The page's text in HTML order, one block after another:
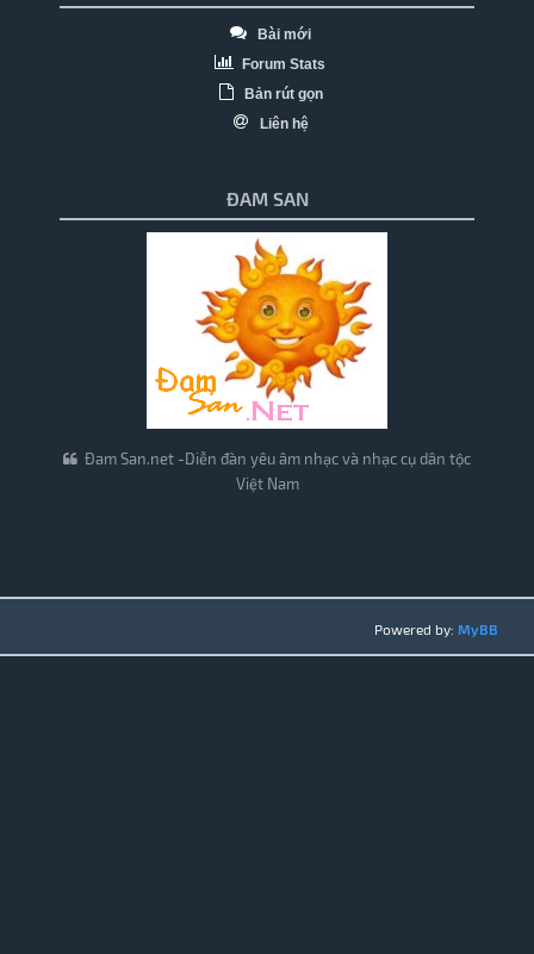
Bài mới
Forum Stats
Bản rút gọn
Liên hệ
ĐAM SAN
Đam San.net -Diễn đàn yêu âm nhạc và nhạc cụ dân tộc
Việt Nam
Powered by: MyBB